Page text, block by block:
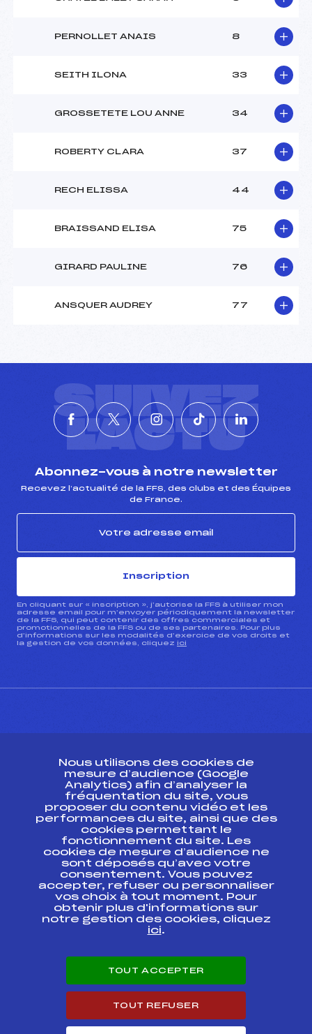
PERNOLLET ANAIS 8
SEITH ILONA 33
GROSSETETE LOU ANNE 34
ROBERTY CLARA 37
RECH ELISSA 44
BRAISSAND ELISA 75
GIRARD PAULINE 76
ANSQUER AUDREY 77
SUIVEZ
L'ACTU
Abonnez-vous à notre newsletter
Recevez l’actualité de la FFS, des clubs et des Équipes
de France.
Inscription
En cliquant sur « inscription », j’autorise la FFS à utiliser mon
adresse email pour m’envoyer périodiquement la newsletter
de la FFS, qui peut contenir des offres commerciales et
promotionnelles de la FFS ou de ses partenaires. Pour plus
d’informations sur les modalités d’exercice de vos droits et
la gestion de vos données, cliquez ici
Ressources
Pass’Neige
Projet sportif fédéral
Projet de performance fédéral
Antidopage
Pôle Développement, Formation, Suivi
Scientifique
Listes ministérielles
Pôle vie de l’athlète
Enseignement professionnel
Carrières
Nous utilisons des cookies de
mesure d’audience (Google
Analytics) afin d’analyser la
fréquentation du site, vous
proposer du contenu vidéo et les
performances du site, ainsi que des
cookies permettant le
fonctionnement du site. Les
cookies de mesure d’audience ne
sont déposés qu’avec votre
consentement. Vous pouvez
accepter, refuser ou personnaliser
vos choix à tout moment. Pour
obtenir plus d'informations sur
notre gestion des cookies, cliquez
ici.
TOUT ACCEPTER
TOUT REFUSER